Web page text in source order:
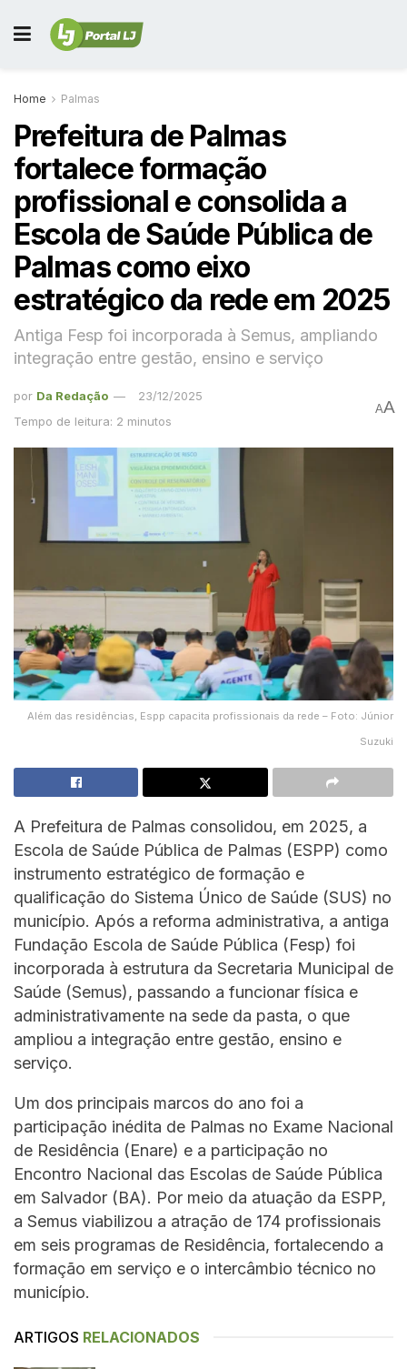
Home Palmas
Prefeitura de Palmas
fortalece formação
profissional e consolida a
Escola de Saúde Pública de
Palmas como eixo
estratégico da rede em 2025
Antiga Fesp foi incorporada à Semus, ampliando
integração entre gestão, ensino e serviço
por Da Redação
23/12/2025
Tempo de leitura: 2 minutos
AA
Além das residências, Espp capacita profissionais da rede – Foto: Júnior
Suzuki
A Prefeitura de Palmas consolidou, em 2025, a
Escola de Saúde Pública de Palmas (ESPP) como
instrumento estratégico de formação e
qualificação do Sistema Único de Saúde (SUS) no
município. Após a reforma administrativa, a antiga
Fundação Escola de Saúde Pública (Fesp) foi
incorporada à estrutura da Secretaria Municipal de
Saúde (Semus), passando a funcionar física e
administrativamente na sede da pasta, o que
ampliou a integração entre gestão, ensino e
serviço.
Um dos principais marcos do ano foi a
participação inédita de Palmas no Exame Nacional
de Residência (Enare) e a participação no
Encontro Nacional das Escolas de Saúde Pública
em Salvador (BA). Por meio da atuação da ESPP,
a Semus viabilizou a atração de 174 profissionais
em seis programas de Residência, fortalecendo a
formação em serviço e o intercâmbio técnico no
município.
ARTIGOS RELACIONADOS